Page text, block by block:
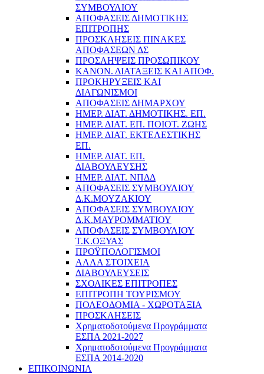
ΣΥΜΒΟΥΛΙΟΥ
ΑΠΟΦΑΣΕΙΣ ΔΗΜΟΤΙΚΗΣ
ΕΠΙΤΡΟΠΗΣ
ΠΡΟΣΚΛΗΣΕΙΣ ΠΙΝΑΚΕΣ
ΑΠΟΦΑΣΕΩΝ ΔΣ
ΠΡΟΣΛΗΨΕΙΣ ΠΡΟΣΩΠΙΚΟΥ
ΚΑΝΟΝ. ΔΙΑΤΑΞΕΙΣ ΚΑΙ ΑΠΟΦ.
ΠΡΟΚΗΡΥΞΕΙΣ ΚΑΙ
ΔΙΑΓΩΝΙΣΜΟΙ
ΑΠΟΦΑΣΕΙΣ ΔΗΜΑΡΧΟΥ
ΗΜΕΡ. ΔΙΑΤ. ΔΗΜΟΤΙΚΗΣ. ΕΠ.
ΗΜΕΡ. ΔΙΑΤ. ΕΠ. ΠΟΙOΤ. ΖΩΗΣ
ΗΜΕΡ. ΔΙΑΤ. ΕΚΤΕΛΕΣΤΙΚΗΣ
ΕΠ.
ΗΜΕΡ. ΔΙΑΤ. ΕΠ.
ΔΙΑΒΟΥΛΕΥΣΗΣ
ΗΜΕΡ. ΔΙΑΤ. ΝΠΔΔ
ΑΠΟΦΑΣΕΙΣ ΣΥΜΒΟΥΛΙΟΥ
Δ.Κ.ΜΟΥΖΑΚΙΟΥ
ΑΠΟΦΑΣΕΙΣ ΣΥΜΒΟΥΛΙΟΥ
Δ.Κ.ΜΑΥΡΟΜΜΑΤΙΟΥ
ΑΠΟΦΑΣΕΙΣ ΣΥΜΒΟΥΛΙΟΥ
Τ.Κ.ΟΞΥΑΣ
ΠΡΟΫΠΟΛΟΓΙΣΜΟΙ
ΑΛΛΑ ΣΤΟΙΧΕΙΑ
ΔΙΑΒΟΥΛΕΥΣΕΙΣ
ΣΧΟΛΙΚΕΣ ΕΠΙΤΡΟΠΕΣ
ΕΠΙΤΡΟΠΗ ΤΟΥΡΙΣΜΟΥ
ΠΟΛΕΟΔΟΜΙΑ - ΧΩΡΟΤΑΞΙΑ
ΠΡΟΣΚΛΗΣΕΙΣ
Χρηματοδοτούμενα Προγράμματα
ΕΣΠΑ 2021-2027
Χρηματοδοτούμενα Προγράμματα
ΕΣΠΑ 2014-2020
ΕΠΙΚΟΙΝΩΝΙΑ